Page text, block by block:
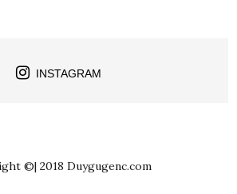
INSTAGRAM
©| 2018 Duygugenc.com